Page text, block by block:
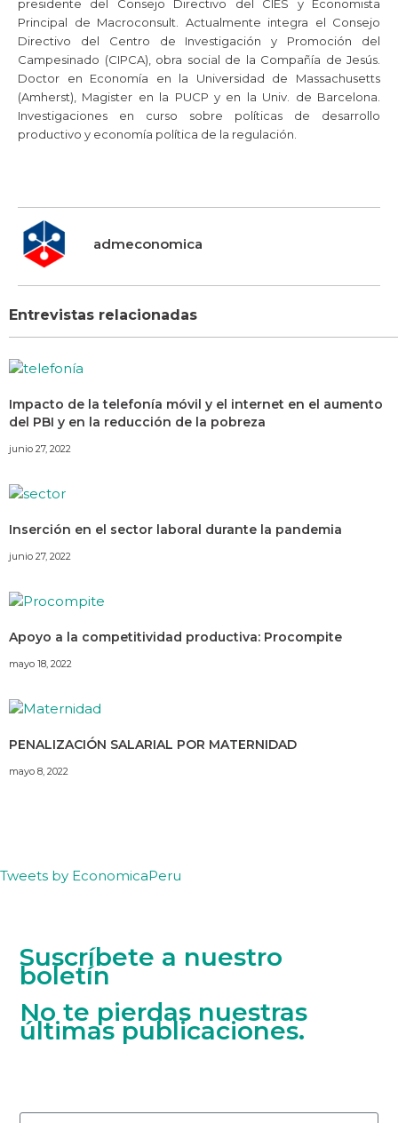
presidente del Consejo Directivo del CIES y Economista
Principal de Macroconsult. Actualmente integra el Consejo
Directivo del Centro de Investigación y Promoción del
Campesinado (CIPCA), obra social de la Compañía de Jesús.
Doctor en Economía en la Universidad de Massachusetts
(Amherst), Magister en la PUCP y en la Univ. de Barcelona.
Investigaciones en curso sobre políticas de desarrollo
productivo y economía política de la regulación.
admeconomica
Entrevistas relacionadas
Impacto de la telefonía móvil y el internet en el aumento
del PBI y en la reducción de la pobreza
junio 27, 2022
Inserción en el sector laboral durante la pandemia
junio 27, 2022
Apoyo a la competitividad productiva: Procompite
mayo 18, 2022
PENALIZACIÓN SALARIAL POR MATERNIDAD
mayo 8, 2022
Tweets by EconomicaPeru
Suscríbete a nuestro
boletín
No te pierdas nuestras
últimas publicaciones.